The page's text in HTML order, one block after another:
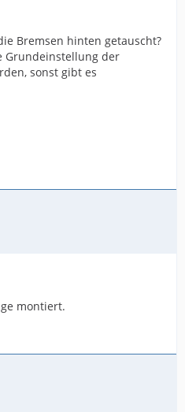
Bremsen hinten getauscht?
Grundeinstellung der
sonst gibt es
montiert.